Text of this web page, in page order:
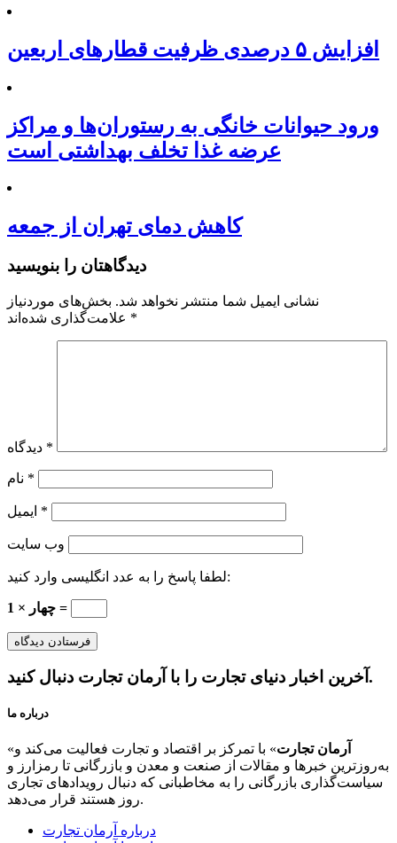
افزایش ۵ درصدی ظرفیت قطارهای اربعین
ورود حیوانات خانگی به رستوران‌ها و مراکز
عرضه غذا تخلف بهداشتی است
کاهش دمای تهران از جمعه
دیدگاهتان را بنویسید
نشانی ایمیل شما منتشر نخواهد شد. بخش‌های موردنیاز
*
*
*
*
وب‌ سایت
لطفا پاسخ را به عدد انگلیسی وارد کنید:
چهار × 1 =
آخرین اخبار دنیای تجارت را با آرمان تجارت دنبال کنید.
درباره ما
« آرمان تجارت» با تمرکز بر اقتصاد و تجارت فعالیت می‌کند و
به‌روزترین خبرها و مقالات از صنعت و معدن و بازرگانی تا رمزارز و
سیاست‌گذاری بازرگانی را به مخاطبانی که دنبال رویدادهای تجاری
روز هستند قرار می‌دهد.
درباره آرمان تجارت